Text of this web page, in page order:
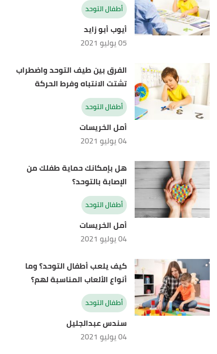
أطفال التوحد
أيوب أبو زايد
05 يوليو 2021
الفرق بين طيف التوحد واضطراب
تشتت الانتباه وفرط الحركة
أطفال التوحد
أمل الخريسات
04 يوليو 2021
هل بإمكانك حماية طفلك من
الإصابة بالتوحد؟
أطفال التوحد
أمل الخريسات
04 يوليو 2021
كيف يلعب أطفال التوحد؟ وما
أنواع الألعاب المناسبة لهم؟
أطفال التوحد
سندس عبدالجليل
04 يوليو 2021